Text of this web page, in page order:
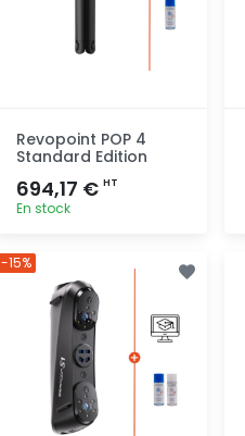
Revopoint POP 4
Standard Edition
694,17 €HT
En stock
-15%